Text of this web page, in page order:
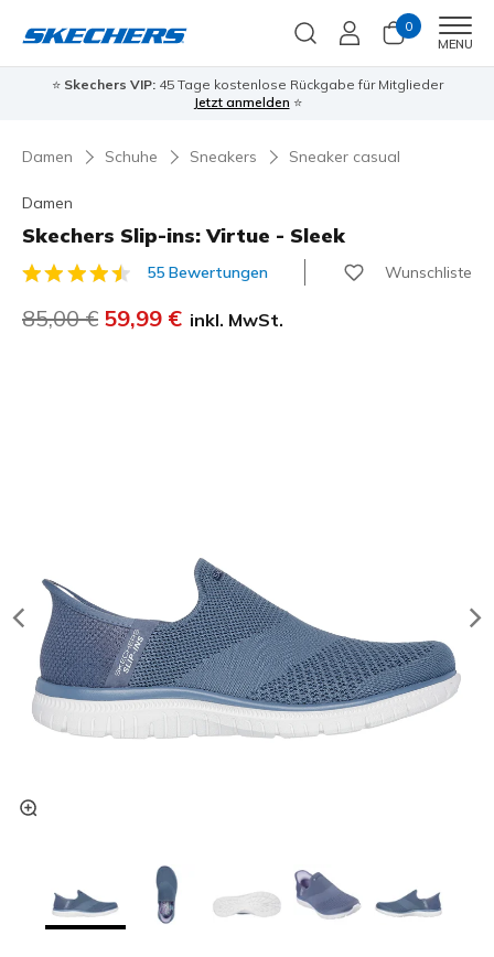
0
MENU
⭐ Skechers VIP:45 Tage kostenlose Rückgabe für Mitglieder
Jetzt anmelden ⭐
Damen Schuhe Sneakers Sneaker casual
Damen
Skechers Slip-ins: Virtue - Sleek
3,3 von 5 Kundenbewertungen
55 Bewertungen Wunschliste
Reduziert von
85,00 € auf
59,99 € inkl. MwSt.